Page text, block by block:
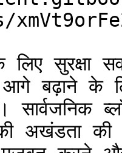
लिए सुरक्षा
बढ़ाने के
की अखंडता की